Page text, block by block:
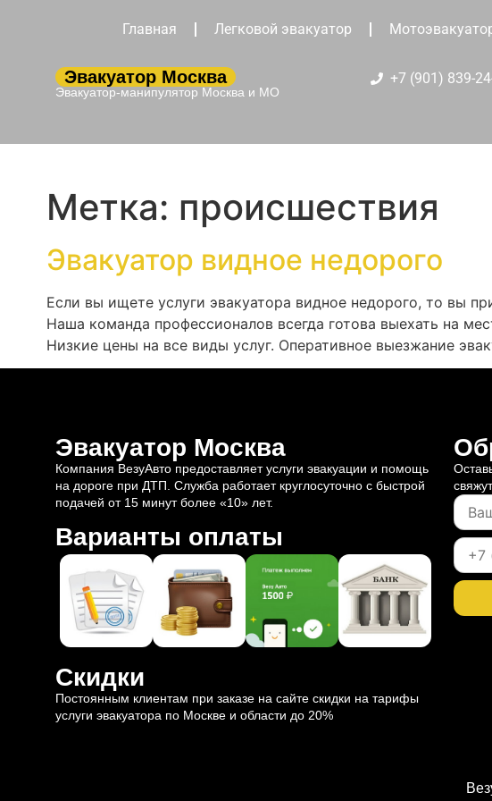
Главная Легковой эвакуатор
Эвакуатор Москва
Эвакуатор-манипулятор Москва и МО
+7 (901) 839-
Метка: происшествия
Эвакуатор видное недорого
Если вы ищете услуги эвакуатора видное недорого, то вы
Наша команда профессионалов всегда готова выехать на
Низкие цены на все виды услуг. Оперативное выезжание
Эвакуатор Москва
Компания ВезуАвто предоставляет услуги эвакуации и помощь
на дороге при ДТП. Служба работает круглосуточно с быстрой
подачей от 15 минут более «10» лет.
Варианты оплаты
Скидки
Постоянным клиентам при заказе на сайте скидки на тарифы
услуги эвакуатора по Москве и области до 20%